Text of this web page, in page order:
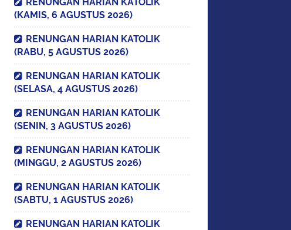
(KAMIS, 6 AGUSTUS 2026)
RENUNGAN HARIAN KATOLIK
(RABU, 5 AGUSTUS 2026)
RENUNGAN HARIAN KATOLIK
(SELASA, 4 AGUSTUS 2026)
RENUNGAN HARIAN KATOLIK
(SENIN, 3 AGUSTUS 2026)
RENUNGAN HARIAN KATOLIK
(MINGGU, 2 AGUSTUS 2026)
RENUNGAN HARIAN KATOLIK
(SABTU, 1 AGUSTUS 2026)
RENUNGAN HARIAN KATOLIK